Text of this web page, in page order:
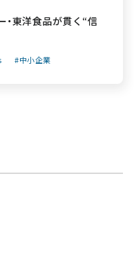
東洋食品が貫く“信
中小企業